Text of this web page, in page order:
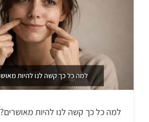
למה כל כך קשה לנו להיות מאושרים?